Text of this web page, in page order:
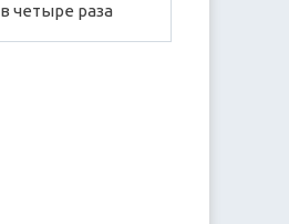
четыре раза